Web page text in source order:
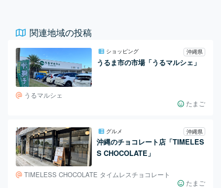
関連地域の投稿
ショッピング 沖縄県
うるま市の市場「うるマルシェ」
うるマルシェ
たまご
グルメ 沖縄県
沖縄のチョコレート店「TIMELES
S CHOCOLATE」
TIMELESS CHOCOLATE タイムレスチョコレート
たまご